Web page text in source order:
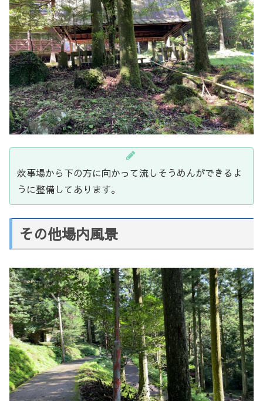
炊事場から下の方に向かって流しそうめんができるよ
うに整備してあります。
その他場内風景